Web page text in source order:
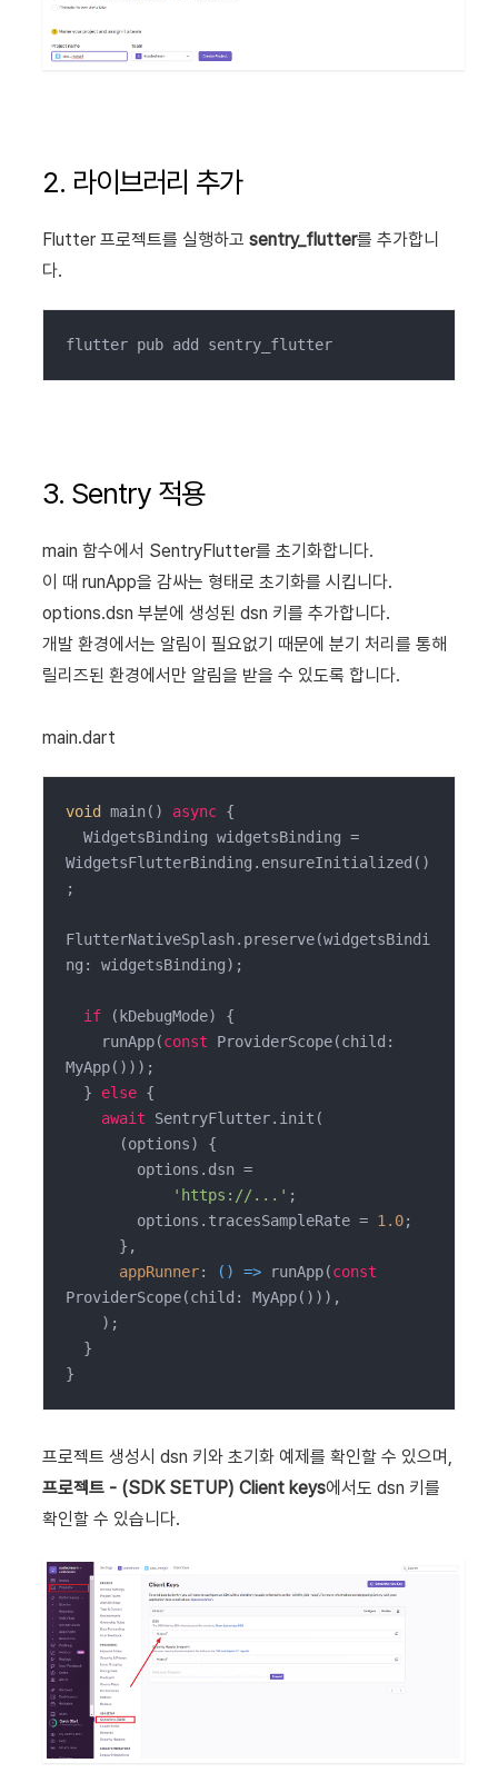
2. 라이브러리 추가
Flutter 프로젝트를 실행하고 sentry_flutter를 추가합니
다.
flutter pub add sentry_flutter
3. Sentry 적용
main 함수에서 SentryFlutter를 초기화합니다.
이 때 runApp을 감싸는 형태로 초기화를 시킵니다.
options.dsn 부분에 생성된 dsn 키를 추가합니다.
개발 환경에서는 알림이 필요없기 때문에 분기 처리를 통해
릴리즈된 환경에서만 알림을 받을 수 있도록 합니다.
main.dart
void main() async {
WidgetsFlutterBinding.ensureInitialized()
;
FlutterNativeSplash.preserve(widgetsBindi
ng: widgetsBinding);
if (kDebugMode) {
    runApp(
const ProviderScope(child:
MyApp()));
  }
else {
await SentryFlutter.init(
'https://...' ;
        options.tracesSampleRate =
1.0;
appRunner: () => runApp(const
ProviderScope(child: MyApp())),
}
프로젝트 생성시 dsn 키와 초기화 예제를 확인할 수 있으며,
프로젝트 - (SDK SETUP) Client keys에서도 dsn 키를
확인할 수 있습니다.